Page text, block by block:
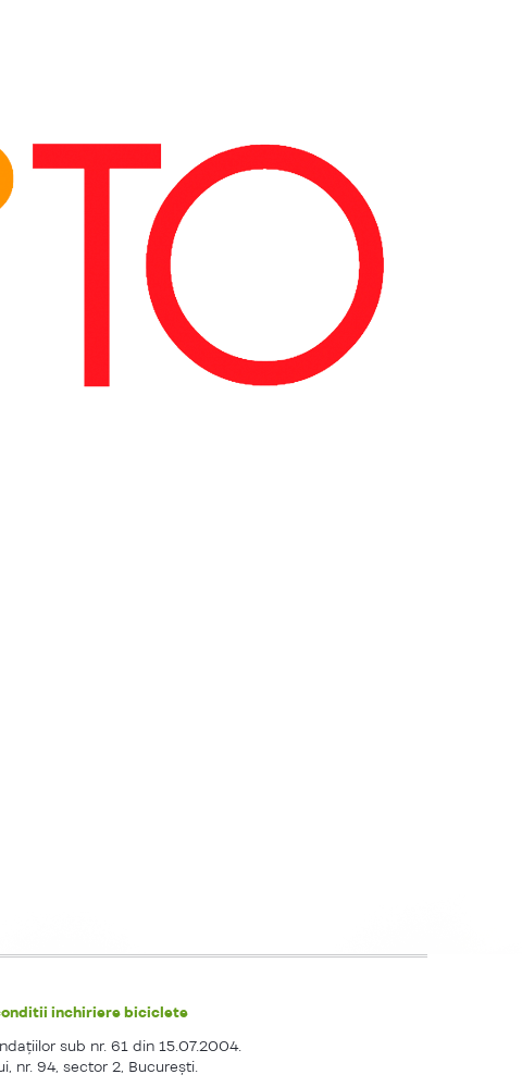
inchiriere biciclete
sub nr. 61 din 15.07.2004.
nr. 94, sector 2, Bucureşti.